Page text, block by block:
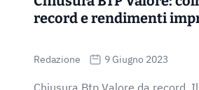
record e rendimenti
Redazione 9 Giugno 2023
Chiusura Btp Valore da record.